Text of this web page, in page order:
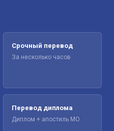
Срочный перевод
За несколько часов
Перевод диплома
Диплом + апостиль МО